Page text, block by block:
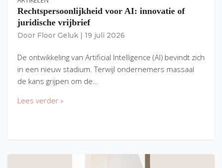
Rechtspersoonlijkheid voor AI: innovatie of
juridische vrijbrief
Door Floor Geluk 19 juli 2026
De ontwikkeling van Artificial Intelligence (AI) bevindt zich
in een nieuw stadium. Terwijl ondernemers massaal
de kans grijpen om de…
Lees verder »